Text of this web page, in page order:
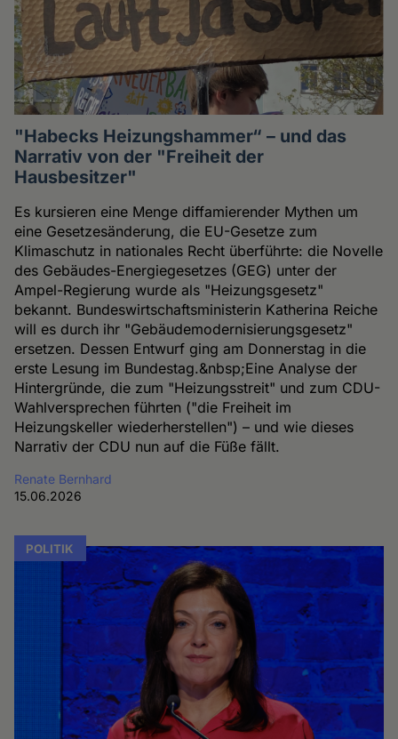
"Habecks Heizungshammer“ – und das
Narrativ von der "Freiheit der
Hausbesitzer"
Es kursieren eine Menge diffamierender Mythen um
eine Gesetzesänderung, die EU-Gesetze zum
Klimaschutz in nationales Recht überführte: die Novelle
des Gebäudes-Energiegesetzes (GEG) unter der
Ampel-Regierung wurde als "Heizungsgesetz"
bekannt. Bundeswirtschaftsministerin Katherina Reiche
will es durch ihr "Gebäudemodernisierungsgesetz"
ersetzen. Dessen Entwurf ging am Donnerstag in die
erste Lesung im Bundestag.&nbsp;Eine Analyse der
Hintergründe, die zum "Heizungsstreit" und zum CDU-
Wahlversprechen führten ("die Freiheit im
Heizungskeller wiederherstellen") – und wie dieses
Narrativ der CDU nun auf die Füße fällt.
Renate Bernhard
15.06.2026
POLITIK